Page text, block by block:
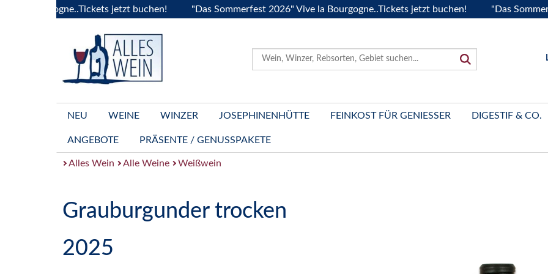
jetzt buchen! "Das Sommerfest 2026" Vive la Bourgogne..Tickets jetzt buchen! "Das Sommerfest
NEU WEINE WINZER JOSEPHINENHÜTTE FEINKOST FÜR GENIESSER DIGESTIF & CO.
ANGEBOTE PRÄSENTE / GENUSSPAKETE
Alles Wein Alle Weine Weißwein
Grauburgunder trocken
2025